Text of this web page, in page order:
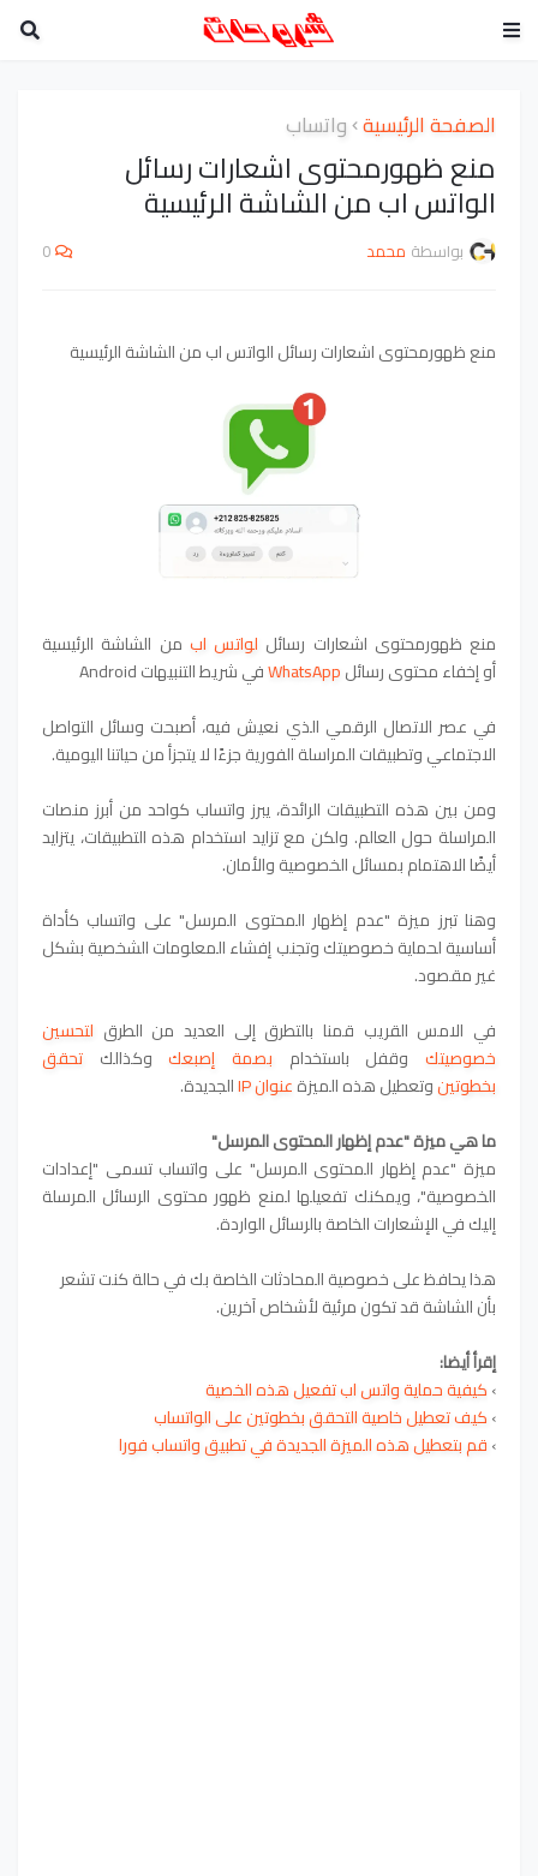
الصفحة الرئيسية واتساب
منع ظهورمحتوى اشعارات رسائل
الواتس اب من الشاشة الرئيسية
بواسطة محمد 0
منع ظهورمحتوى اشعارات رسائل الواتس اب من الشاشة الرئيسية
منع ظهورمحتوى اشعارات رسائل لواتس اب من الشاشة الرئيسية
أوإخفاء محتوى رسائلWhatsAppفي شريط التنبيهات Android‎
في عصر الاتصال الرقمي الذي نعيش فيه، أصبحت وسائل التواصل
الاجتماعي وتطبيقات المراسلة الفورية جزءًا لا يتجزأ من حياتنا اليومية.
ومن بين هذه التطبيقات الرائدة، يبرز واتساب كواحد من أبرز منصات
المراسلة حول العالم. ولكن مع تزايد استخدام هذه التطبيقات، يتزايد
أيضًا الاهتمام بمسائل الخصوصية والأمان.
وهنا تبرز ميزة "عدم إظهار المحتوى المرسل" على واتساب كأداة
أساسية لحماية خصوصيتك وتجنب إفشاء المعلومات الشخصية بشكل
غير مقصود.
في الامس القريب قمنا بالتطرق إلى العديد من الطرق لتحسين
خصوصيتكوقفل باستخدام بصمة إصبعكوكذالك تحقق
بخطوتينوتعطيل هذه الميزةعنوان IP
الجديدة.
ما هي ميزة "عدم إظهار المحتوى المرسل"
ميزة "عدم إظهار المحتوى المرسل" على واتساب تسمى "إعدادات
الخصوصية"، ويمكنك تفعيلها لمنع ظهور محتوى الرسائل المرسلة
إليك في الإشعارات الخاصة بالرسائل الواردة.
هذا يحافظ على خصوصية المحادثات الخاصة بك في حالة كنت تشعر
بأن الشاشة قد تكون مرئية لأشخاص آخرين.
إقرأ أيضا:
›كيفية حماية واتس اب تفعيل هذه الخصية
›كيف تعطيل خاصية التحقق بخطوتين على الواتساب
›قم بتعطيل هذه الميزة الجديدة في تطبيق واتساب فورا